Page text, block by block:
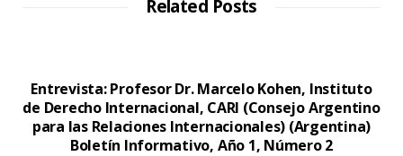
Related Posts
Entrevista: Profesor Dr. Marcelo Kohen, Instituto
de Derecho Internacional, CARI (Consejo Argentino
para las Relaciones Internacionales) (Argentina)
Boletín Informativo, Año 1, Número 2